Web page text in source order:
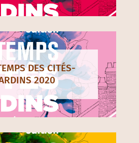
DES CITÉS-
2020